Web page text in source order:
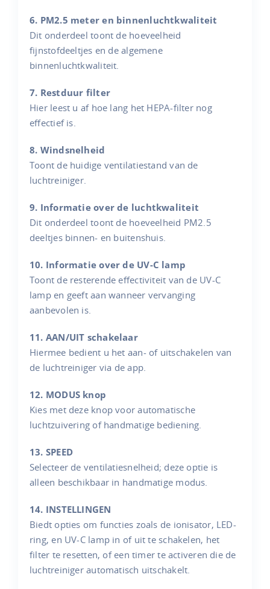
6. PM2.5 meter en binnenluchtkwaliteit
Dit onderdeel toont de hoeveelheid
fijnstofdeeltjes en de algemene
binnenluchtkwaliteit.
7. Restduur filter
Hier leest u af hoe lang het HEPA-filter nog
effectief is.
8. Windsnelheid
Toont de huidige ventilatiestand van de
luchtreiniger.
9. Informatie over de luchtkwaliteit
Dit onderdeel toont de hoeveelheid PM2.5
deeltjes binnen- en buitenshuis.
10. Informatie over de UV-C lamp
Toont de resterende effectiviteit van de UV-C
lamp en geeft aan wanneer vervanging
aanbevolen is.
11. AAN/UIT schakelaar
Hiermee bedient u het aan- of uitschakelen van
de luchtreiniger via de app.
12. MODUS knop
Kies met deze knop voor automatische
luchtzuivering of handmatige bediening.
13. SPEED
Selecteer de ventilatiesnelheid; deze optie is
alleen beschikbaar in handmatige modus.
14. INSTELLINGEN
Biedt opties om functies zoals de ionisator, LED-
ring, en UV-C lamp in of uit te schakelen, het
filter te resetten, of een timer te activeren die de
luchtreiniger automatisch uitschakelt.